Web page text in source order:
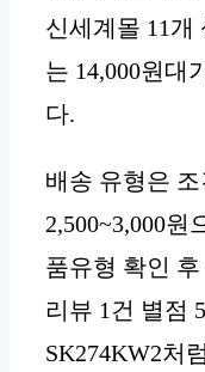
신세계몰 11개
는 14,000원대
다.
배송 유형은
2,500~3,000원
품유형 확인
리뷰 1건 별점
SK274KW2처